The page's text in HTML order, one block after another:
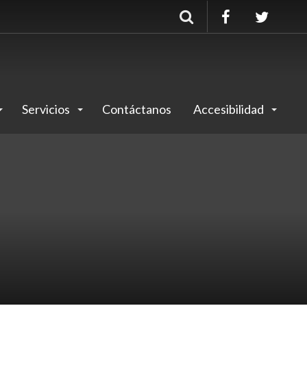
Servicios Contáctanos Accesibilidad